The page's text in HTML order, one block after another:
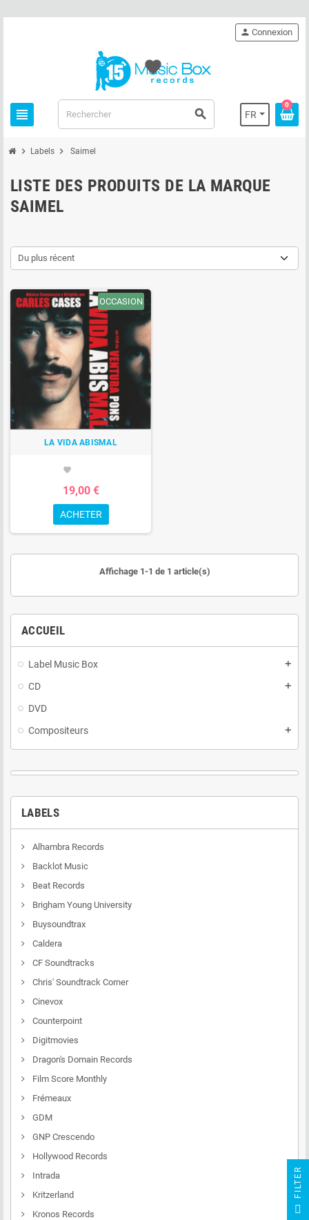
view_headline search FR
person Connexion
0
favorite
chevron_right Labels chevron_right Saimel
ACCUEIL
Label Music Box add
CD add
DVD
Compositeurs
add
LABELS
Alhambra Records
Backlot Music
Beat Records
Brigham Young University
Buysoundtrax
Caldera
CF Soundtracks
Chris' Soundtrack Corner
Cinevox
Counterpoint
Digitmovies
Dragon's Domain Records
Film Score Monthly
Frémeaux
GDM
GNP Crescendo
Hollywood Records
Intrada
Kritzerland
Kronos Records
LISTE DES PRODUITS DE LA MARQUE
SAIMEL
Du plus récent
OCCASION
LA VIDA ABISMAL
favorite
19,00 €
ACHETER
Affichage 1-1 de 1 article(s)
R